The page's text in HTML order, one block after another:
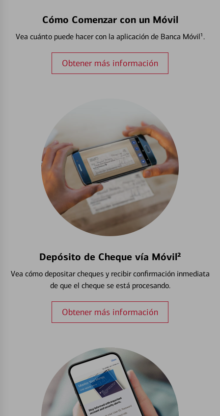
Cómo Comenzar con un Móvil
Vea cuánto puede hacer con la aplicación de Banca Móvil¹.
Obtener más información
Depósito de Cheque vía Móvil²
Vea cómo depositar cheques y recibir confirmación inmediata
de que el cheque se está procesando.
Obtener más información